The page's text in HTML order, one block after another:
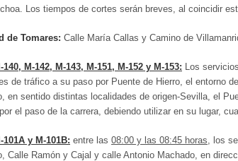
Los tiempos de cortes serán breves, al coincidir
de Tomares: Calle María Callas y Camino de
140, M-142, M-143, M-151, M-152 y M-153: Los
de tráfico a su paso por Puente de Hierro, el entorno
en sentido distintas localidades de origen-Sevilla, el
el paso de la carrera, debiendo utilizar en su lugar,
101A y M-101B: entre las 08:00 y las 08:45 horas, los
Calle Ramón y Cajal y calle Antonio Machado, en